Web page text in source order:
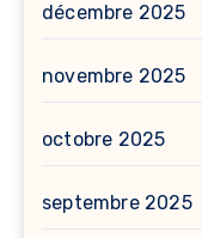
décembre 2025
novembre 2025
octobre 2025
septembre 2025